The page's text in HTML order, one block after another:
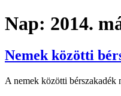
Nap: 2014.
Nemek közötti
A nemek közötti